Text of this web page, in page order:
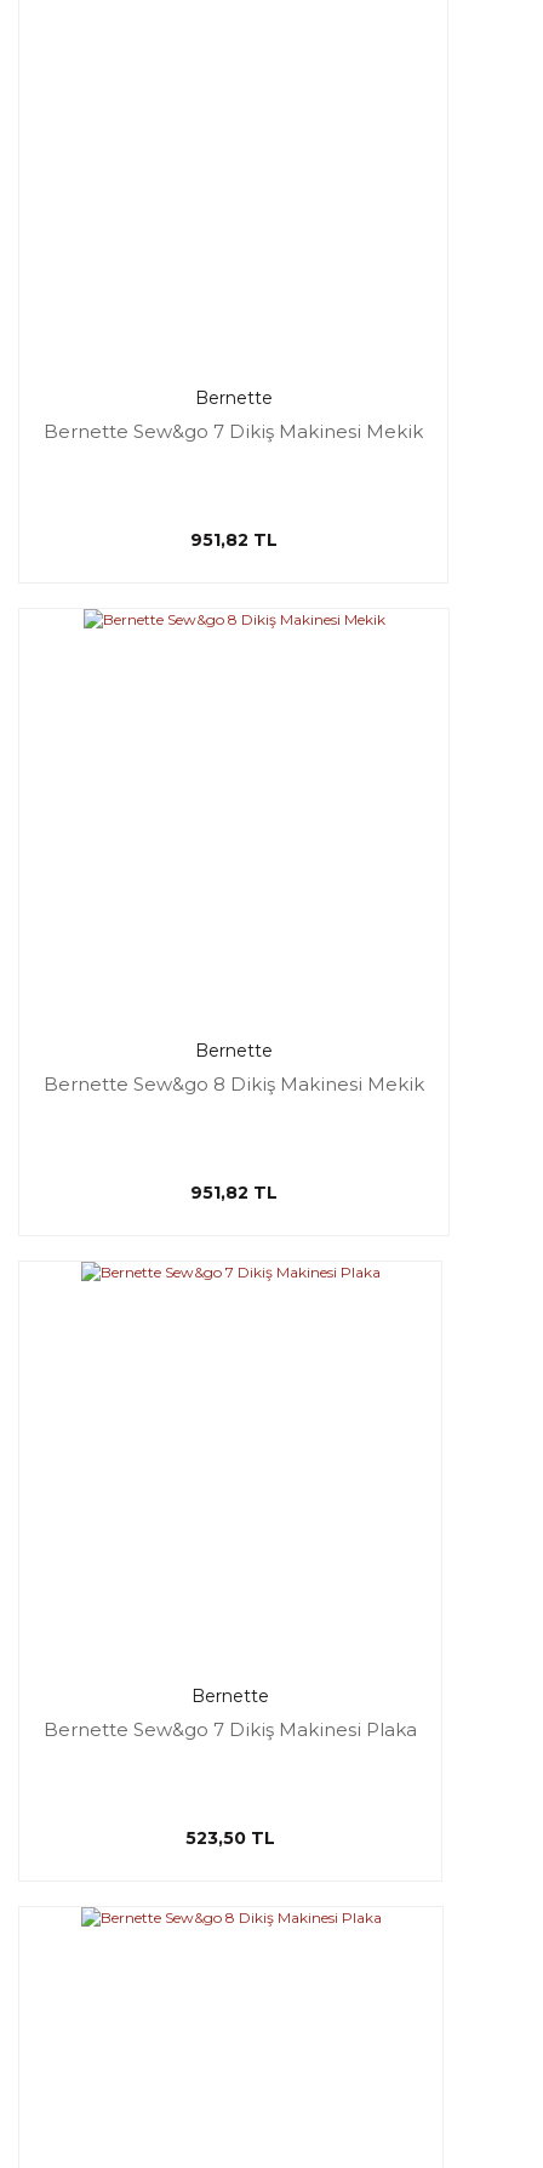
Bernette
Bernette Sew&go 7 Dikiş Makinesi Mekik
951,82 TL
Bernette
Bernette Sew&go 8 Dikiş Makinesi Mekik
951,82 TL
Bernette
Bernette Sew&go 7 Dikiş Makinesi Plaka
523,50 TL